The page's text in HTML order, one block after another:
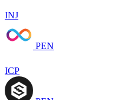
INJ
PEN
ICP